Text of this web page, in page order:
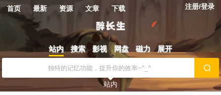
首页 最新 资源 文章 下载 注册/登录
站内 搜索 影视 网盘 磁力 展开
站内